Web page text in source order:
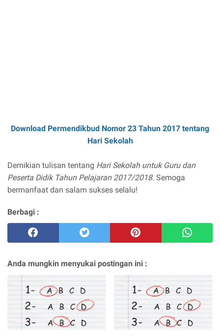
Download Permendikbud Nomor 23 Tahun 2017 tentang
Hari Sekolah
Demikian tulisan tentang Hari Sekolah untuk Guru dan
Peserta Didik Tahun Pelajaran 2017/2018. Semoga
bermanfaat dan salam sukses selalu!
Berbagi :
Anda mungkin menyukai postingan ini :